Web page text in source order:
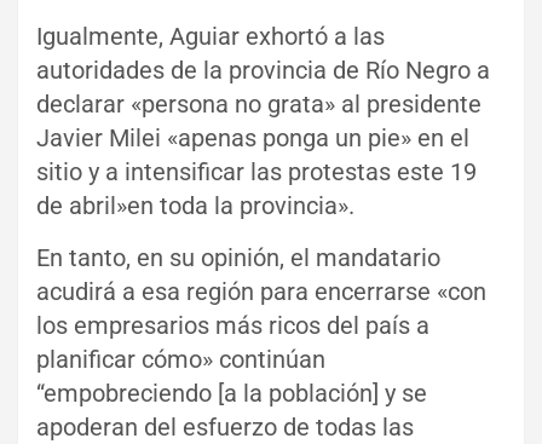
Igualmente, Aguiar exhortó a las
autoridades de la provincia de Río Negro a
declarar «persona no grata» al presidente
Javier Milei «apenas ponga un pie» en el
sitio y a intensificar las protestas este 19
de abril»en toda la provincia».
En tanto, en su opinión, el mandatario
acudirá a esa región para encerrarse «con
los empresarios más ricos del país a
planificar cómo» continúan
“empobreciendo [a la población] y se
apoderan del esfuerzo de todas las